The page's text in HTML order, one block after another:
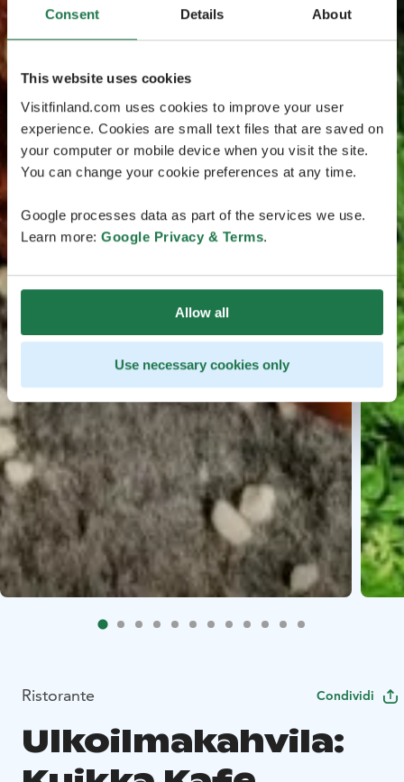
Consent Details About
This website uses cookies
Visitfinland.com uses cookies to improve your user
experience. Cookies are small text files that are saved on
your computer or mobile device when you visit the site.
You can change your cookie preferences at any time.
Google processes data as part of the services we use.
Learn more: Google Privacy & Terms.
Allow all
Use necessary cookies only
Ristorante Condividi
Ulkoilmakahvila: